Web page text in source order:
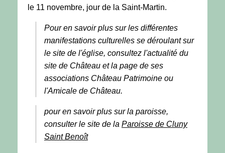
le 11 novembre, jour de la Saint-Martin.
Pour en savoir plus sur les différentes
manifestations culturelles se déroulant sur
le site de l'église, consultez l'actualité du
site de Château et la page de ses
associations Château Patrimoine ou
l'Amicale de Château.
pour en savoir plus sur la paroisse,
consulter le site de la Paroisse de Cluny
Saint Benoît